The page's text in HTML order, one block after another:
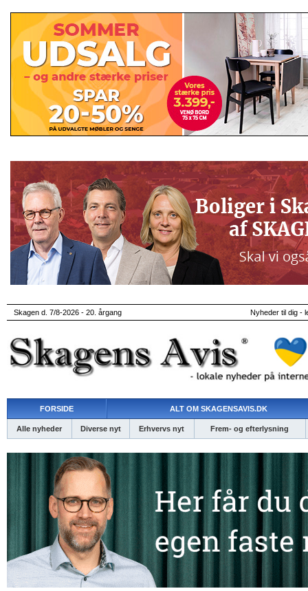
Skagen d. 7/8-2026 - 20. årgang Nyheder til dig -
FORSIDE ALT OM SKAGENSAVIS.DK
Alle nyheder Diverse nyt Erhvervs nyt Frem- og efterlysning